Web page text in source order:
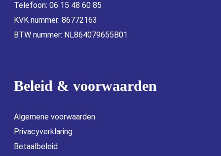
Telefoon: 06 15 48 60 85
KVK nummer: 86772163
BTW nummer: NL864079655B01
Beleid & voorwaarden
Algemene voorwaarden
Privacyverklaring
Betaalbeleid